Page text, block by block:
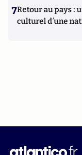
7Retour au pays :
culturel d’une